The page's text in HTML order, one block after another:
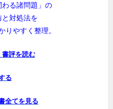
わる諸問題」の
と対処法を
りやすく整理。
書評を読む
る
全てを見る